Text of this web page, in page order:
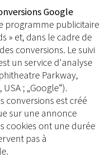
Google
programme publicitaire
» et, dans le cadre de
conversions. Le suivi
un service d'analyse
Parkway,
; „Google“).
conversions est créé
sur une annonce
cookies ont une durée
pas à